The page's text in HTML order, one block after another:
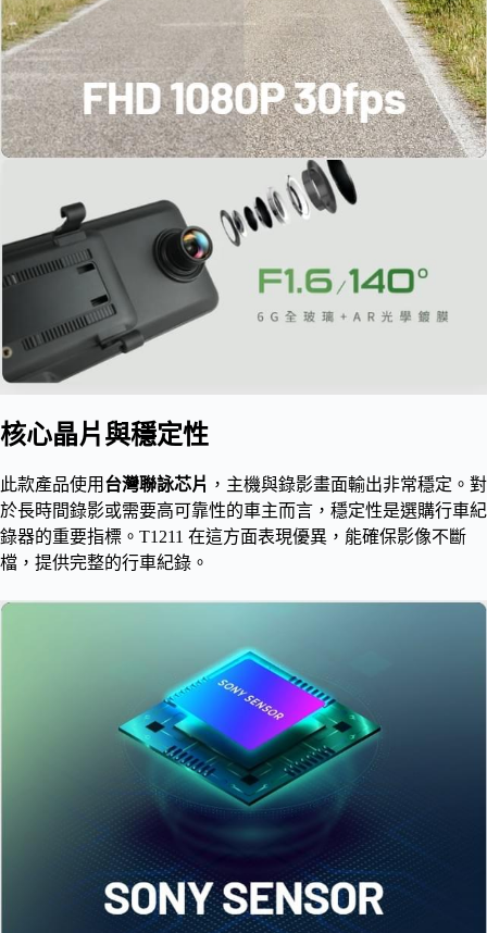
核心晶片與穩定性
此款產品使用 台灣聯詠芯片 ，主機與錄影畫面輸出非常穩定。對
於長時間錄影或需要高可靠性的車主而言，穩定性是選購行車紀
錄器的重要指標。T1211 在這方面表現優異，能確保影像不斷
檔，提供完整的行車紀錄。